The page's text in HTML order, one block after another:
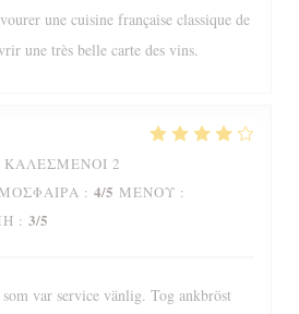
une cuisine française classique de
une très belle carte des vins.
ΚΑΛΕΣΜΈΝΟΙ 2
: 4/5 ΜΕΝΟΎ :
: 3/5
var service vänlig. Tog ankbröst